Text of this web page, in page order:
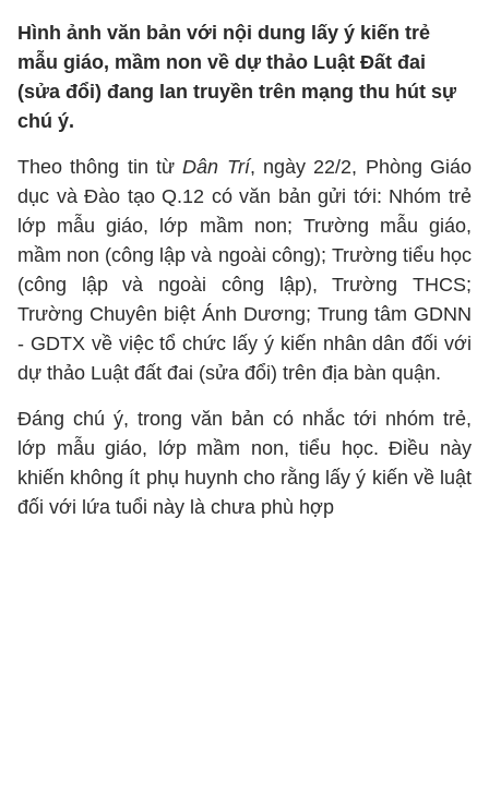
Hình ảnh văn bản với nội dung lấy ý kiến trẻ
mẫu giáo, mầm non về dự thảo Luật Đất đai
(sửa đổi) đang lan truyền trên mạng thu hút sự
chú ý.
Theo thông tin từDân Trí, ngày 22/2, Phòng Giáo
dục và Đào tạo Q.12 có văn bản gửi tới: Nhóm trẻ
lớp mẫu giáo, lớp mầm non; Trường mẫu giáo,
mầm non (công lập và ngoài công); Trường tiểu học
(công lập và ngoài công lập), Trường THCS;
Trường Chuyên biệt Ánh Dương; Trung tâm GDNN
- GDTX về việc tổ chức lấy ý kiến nhân dân đối với
dự thảo Luật đất đai (sửa đổi) trên địa bàn quận.
Đáng chú ý, trong văn bản có nhắc tới nhóm trẻ,
lớp mẫu giáo, lớp mầm non, tiểu học. Điều này
khiến không ít phụ huynh cho rằng lấy ý kiến về luật
đối với lứa tuổi này là chưa phù hợp